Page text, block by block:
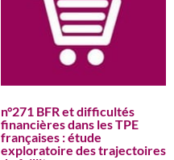
n°271 BFR et difficultés
financières dans les TPE
françaises : étude
exploratoire des trajectoires